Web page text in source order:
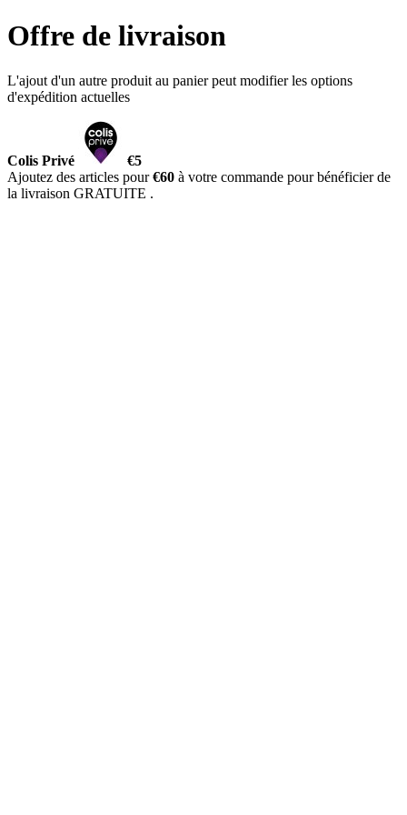
Offre de livraison
L'ajout d'un autre produit au panier peut modifier les options
d'expédition actuelles
Colis Privé
€5
Ajoutez des articles pour€60 à votre commande pour bénéficier de
la livraison GRATUITE .